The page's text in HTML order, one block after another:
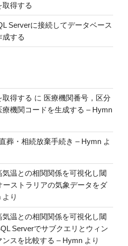
得する
Serverに接続してデータベース
成する
得する に 医療機関番号，区分
機関コードを生成する – Hymn
葬・相続放棄手続き – Hymn よ
温との相関関係を可視化し閾
ーストラリアの気象データをダ
より
温との相関関係を可視化し閾
Serverでサブクエリとウィン
ンスを比較する – Hymn より